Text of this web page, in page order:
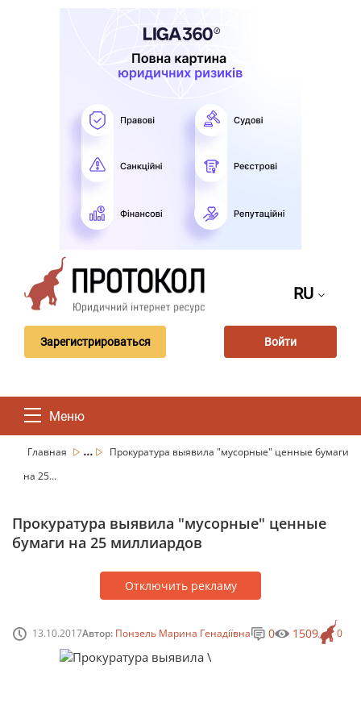
RU
Зарегистрироваться Войти
Меню
Главная ...
Прокуратура выявила "мусорные" ценные бумаги
на 25...
Прокуратура выявила "мусорные" ценные
бумаги на 25 миллиардов
Отключить рекламу
13.10.2017Автор: Понзель Марина Генадіївна 0
0 1509